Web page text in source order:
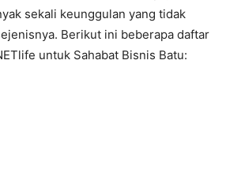
sekali keunggulan yang tidak
Berikut ini beberapa daftar
untuk Sahabat Bisnis Batu: